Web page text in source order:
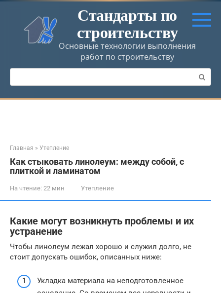
Перейти
контенту
Стандарты по
строительству
Основные технологии выполнения
работ по строительству
Поиск:
Главная » Утепление
Как стыковать линолеум: между собой, с
плиткой и ламинатом
На чтение: 22 мин Утепление
Какие могут возникнуть проблемы и их
устранение
Чтобы линолеум лежал хорошо и служил долго, не
стоит допускать ошибок, описанных ниже:
Укладка материала на неподготовленное